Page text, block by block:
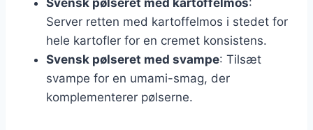
Server retten med kartoffelmos i stedet for
hele kartofler for en cremet konsistens.
Svensk pølseret med svampe: Tilsæt
svampe for en umami-smag, der
komplementerer pølserne.